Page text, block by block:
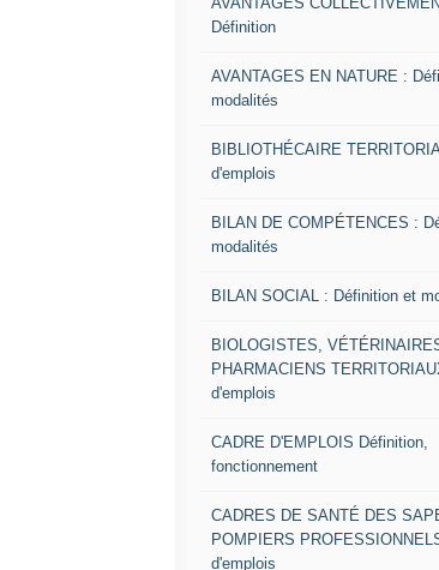
Définition
AVANTAGES EN NATURE :
modalités
BIBLIOTHÉCAIRE
d'emplois
BILAN DE COMPÉTENCES :
modalités
BILAN SOCIAL : Définition et
BIOLOGISTES,
PHARMACIENS
d'emplois
CADRE D'EMPLOIS Définition,
fonctionnement
CADRES DE SANTÉ DES
POMPIERS
d'emplois